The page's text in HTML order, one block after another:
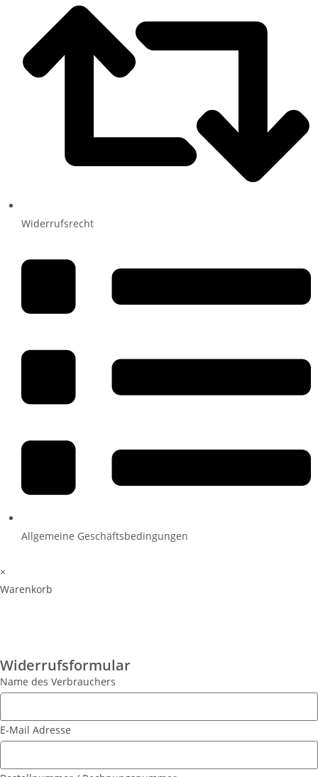
Widerrufsrecht
Allgemeine Geschäftsbedingungen
×
Warenkorb
Widerrufsformular
Name des Verbrauchers
E-Mail Adresse